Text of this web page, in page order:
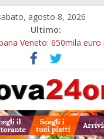
agosto 8, 2026
Ultimo:
Veneto: 650mila euro
le domande: 2,5 milioni
Veneto
astronomia,
ore 10: censimento a